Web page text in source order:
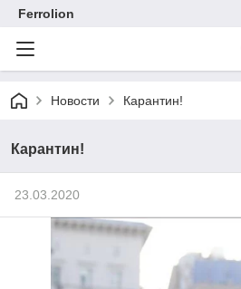
Ferrolion
Новости Карантин!
Карантин!
23.03.2020